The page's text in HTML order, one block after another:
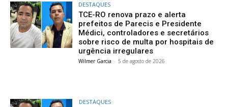
DESTAQUES
TCE-RO renova prazo e alerta
prefeitos de Parecis e Presidente
Médici, controladores e secretários
sobre risco de multa por hospitais de
urgência irregulares
Wilmer Garcia - 5 de agosto de 2026
DESTAQUES